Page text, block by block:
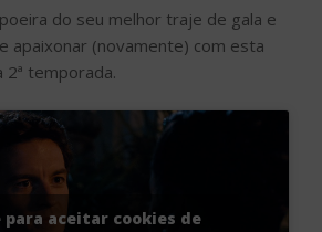
do seu melhor traje de gala e
apaixonar (novamente) com esta
2ª temporada.
para aceitar cookies de